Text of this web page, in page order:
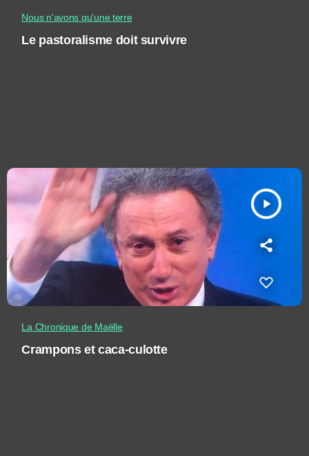
Nous n'avons qu'une terre
Le pastoralisme doit survivre
play_arrow
La Chronique de Maëlle
Crampons et caca-culotte